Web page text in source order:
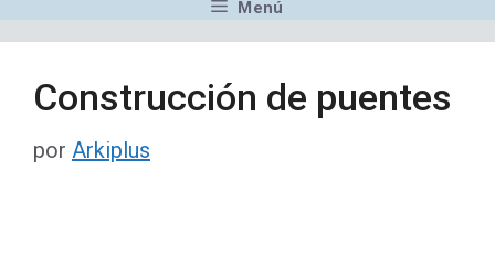
Menú
Construcción de puentes
por Arkiplus